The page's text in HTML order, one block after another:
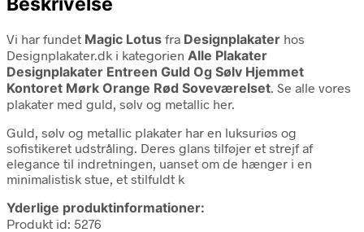
Vi har fundet Magic Lotus fra Designplakater hos
Designplakater.dk i kategorien Alle Plakater
Designplakater Entreen Guld Og Sølv Hjemmet
Kontoret Mørk Orange Rød Soveværelset. Se alle vores
plakater med guld, sølv og metallic her.
Guld, sølv og metallic plakater har en luksuriøs og
sofistikeret udstråling. Deres glans tilføjer et strejf af
elegance til indretningen, uanset om de hænger i en
minimalistisk stue, et stilfuldt k
Yderlige produktinformationer:
Produkt id: 5276